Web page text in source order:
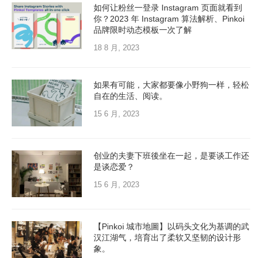
如何让粉丝一登录 Instagram 页面就看到
你？2023 年 Instagram 算法解析、Pinkoi
品牌限时动态模板一次了解
18 8 月, 2023
如果有可能，大家都要像小野狗一样，轻松
自在的生活、阅读。
15 6 月, 2023
创业的夫妻下班後坐在一起，是要谈工作还
是谈恋爱？
15 6 月, 2023
【Pinkoi 城市地圖】以码头文化为基调的武
汉江湖气，培育出了柔软又坚韧的设计形
象。